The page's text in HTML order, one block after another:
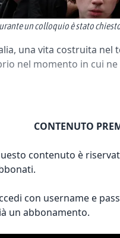
un colloquio è stato
una vita costruita
nel momento in cui ne
CONTENUTO
contenuto è
con username e
un abbonamento.